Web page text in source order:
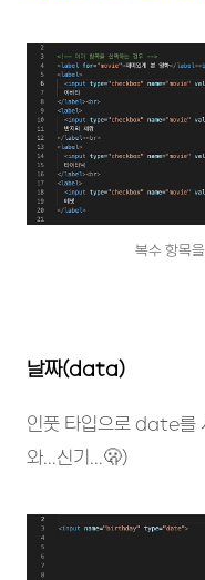
복수 항목
날짜(data)
인풋 타입으로 date를
와...신기...🫢)